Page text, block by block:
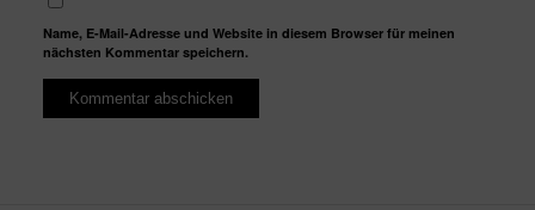
Name, E-Mail-Adresse und Website in diesem Browser für meinen
nächsten Kommentar speichern.